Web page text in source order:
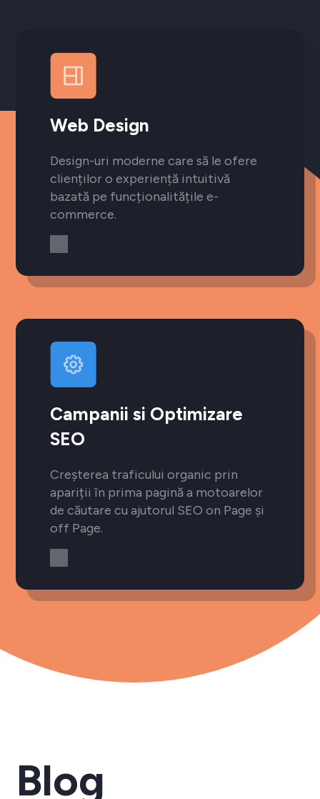
Web Design
Design-uri moderne care să le ofere
clienților o experiență intuitivă
bazată pe funcționalitățile e-
commerce.
Campanii si Optimizare
SEO
Creșterea traficului organic prin
apariții în prima pagină a motoarelor
de căutare cu ajutorul SEO on Page și
off Page.
Blog